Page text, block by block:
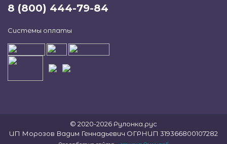
8 (800) 444-79-84
Системы оплаты
© 2020-2026 Рулонка.рус
ИП Морозов Вадим Геннадьевич ОГРНИП 319366800107282